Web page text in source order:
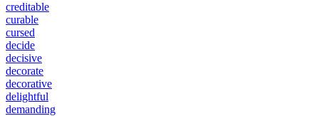
creditable
curable
cursed
decide
decisive
decorate
decorative
delightful
demanding